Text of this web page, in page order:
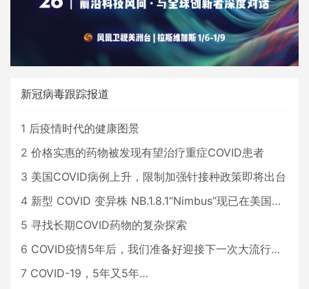
新冠病毒跟踪报道
1 后疫情时代的健康图景
2 价格实惠的药物被发现有望治疗重症COVID患者
3 美国COVID病例上升，限制加强针接种政策即将出台
4 新型 COVID 变异株 NB.1.8.1“Nimbus”现已在美国占据主导地位
5 寻找长期COVID药物的复杂探索
6 COVID疫情5年后，我们准备好迎接下一次大流行了吗？
7 COVID-19，5年又5年…